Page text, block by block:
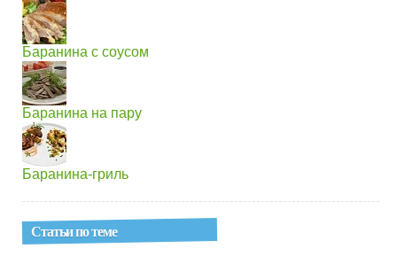
Баранина с соусом
Баранина на пару
Баранина-гриль
Статьи по теме